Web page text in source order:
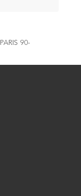
PARIS 90-